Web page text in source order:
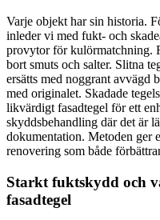
Varje objekt har sin historia.
inleder vi med fukt- och
provytor för kulörmatchning.
bort smuts och salter. Slitna
ersätts med noggrant avvägd
med originalet. Skadade
likvärdigt fasadtegel för ett
skyddsbehandling där det är
dokumentation. Metoden ger
renovering som både
Starkt fuktskydd och
fasadtegel